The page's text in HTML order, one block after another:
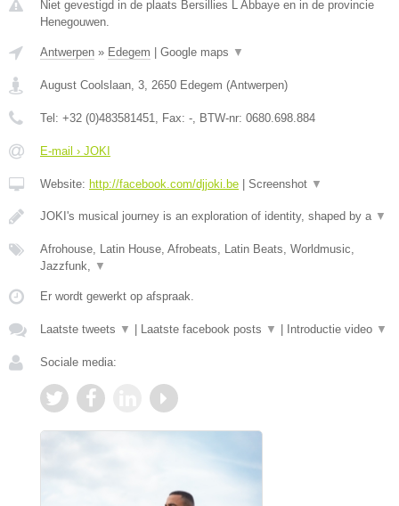
Niet gevestigd in de plaats Bersillies L Abbaye en in de provincie
Henegouwen.
Antwerpen » Edegem Google maps ▼
August Coolslaan, 3 2650 Edegem (Antwerpen)
Tel: +32 (0)483581451 , Fax: - , BTW-nr: 0680.698.884
E-mail › JOKI
Website: http://facebook.com/djjoki.be Screenshot ▼
JOKI's musical journey is an exploration of identity, shaped by a ▼
Afrohouse, Latin House, Afrobeats, Latin Beats, Worldmusic,
Jazzfunk,
▼
Er wordt gewerkt op afspraak.
Laatste tweets ▼ Laatste facebook posts ▼ Introductie video ▼
Sociale media: